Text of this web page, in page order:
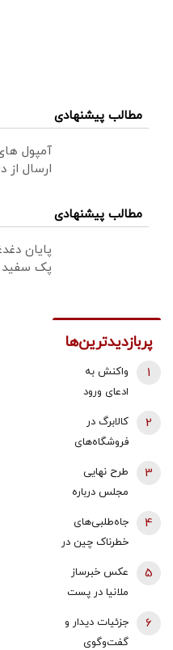
مطالب پیشنهادی
آمپول
ارسال از
مطالب پیشنهادی
پایان
پک سفید
پربازدیدترین‌ها
واکنش به
ادعای ورود
هواگردها به
دقیقه قبل از
حمله به بیت
رهبری/ رییس
هواپیمایی
کشوری: کذب
محض است/
اگر چنین
داشت، خودمان
1
کالابرگ در
فروشگاه‌های
شد
2
طرح نهایی
مجلس درباره
بنزین اعلام شد
3
جاه‌طلبی‌های
خطرناک چین در
ایران و اوکراین
| ۲۰۲۷؛ سال
سرنوشت‌ساز
برای شی جین‌
4
عکس خبرساز
ملانیا در پست
منظور رئیس
5
جزئیات دیدار و
گفت‌وگوی
6